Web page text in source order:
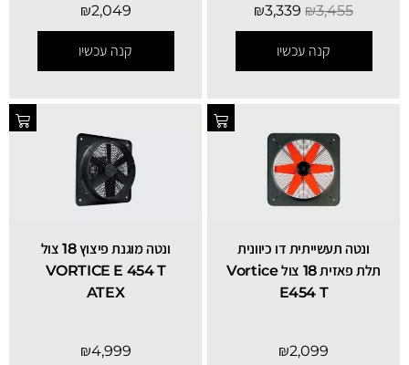
₪3,455
₪3,339
קנה עכשיו
₪2,049
קנה עכשיו
ונטה תעשייתית דו כיוונית
תלת פאזית 18 צול Vortice
E454 T
₪2,099
ונטה מוגנת פיצוץ 18 צול
VORTICE E 454 T
ATEX
₪4,999